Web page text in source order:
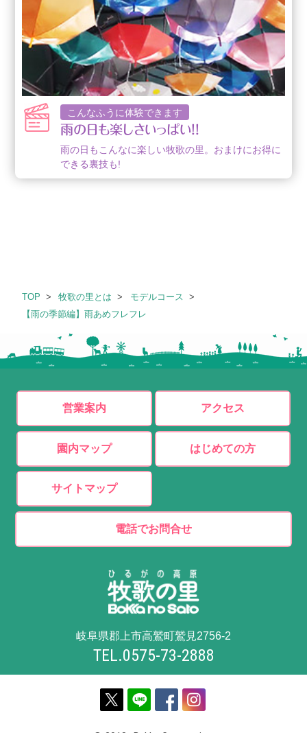
こんなふうに体験できます
雨の日も楽しさいっぱい!!
雨の日もこんなに楽しい牧歌の里。おまけにお得に
できる裏技も!
TOP 牧歌の里とは
モデルコース
【雨の季節編】雨あめフレフレ
営業案内 アクセス
園内マップ はじめての方
サイトマップ
電話でお問合せ
岐阜県郡上市高鷲町鷲見2756-2
TEL.0575-73-2888